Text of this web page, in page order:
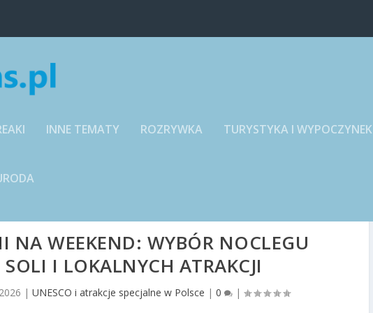
INNE TEMATY ROZRYWKA TURYSTYKA I WYPOCZYNEK
NA WEEKEND: WYBÓR NOCLEGU
I LOKALNYCH ATRAKCJI
| UNESCO i atrakcje specjalne w Polsce | 0 |